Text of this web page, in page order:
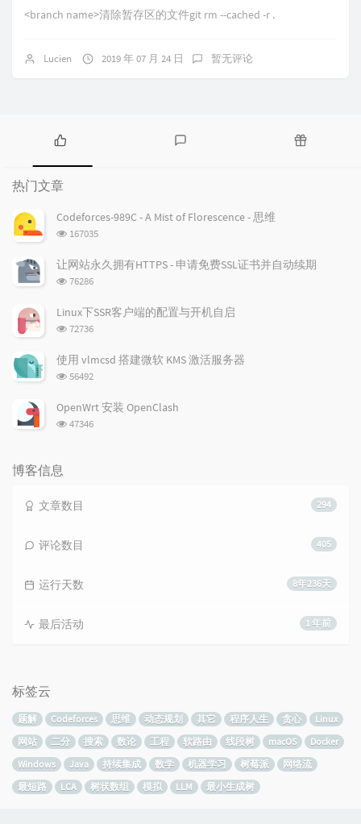
<branch name>清除暂存区的文件git rm --cached -r .
Lucien 2019 年 07 月 24 日 暂无评论
热
门
文
章
论
热门文章
Codeforces-989C - A Mist of Florescence - 思维
浏
次
数:
167035
让网站永久拥有HTTPS - 申请免费SSL证书并自动续期
浏
次
76286
Linux下SSR客户端的配置与开机自启
浏
次
数:
72736
使用 vlmcsd 搭建微软 KMS 激活服务器
浏
次
56492
OpenWrt 安装 OpenClash
浏
47346
博客信息
294
文章数目
405
评论数目
8年236天
运行天数
1 年前
最后活动
标签云
题解 Codeforces 思维 动态规划 其它 程序人生 贪心
Linux
网站
二分 搜索 数论 工程 软路由 线段树 macOS
Docker
Windows
Java 持续集成 数学 机器学习 树莓派
网络流
最短路
LCA 树状数组 模拟 LLM 最小生成树